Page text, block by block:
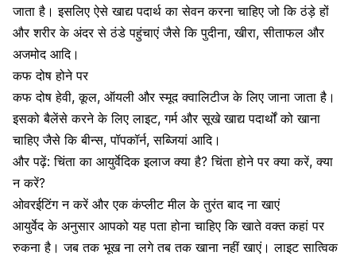
जाता है। इसलिए ऐसे खाद्य पदार्थ का सेवन करना चाहिए जो कि ठंड़े हों
और शरीर के अंदर से ठंडे पहुंचाएं जैसे कि पुदीना, खीरा, सीताफल और
अजमोद आदि।
कफ दोष होने पर
कफ दोष हेवी, कूल, ऑयली और स्मूद क्वालिटीज के लिए जाना जाता है।
इसको बैलेंसे करने के लिए लाइट, गर्म और सूखे खाद्य पदार्थों को खाना
चाहिए जैसे कि बीन्स, पॉपकॉर्न, सब्जियां आदि।
और पढ़ें: चिंता का आयुर्वेदिक इलाज क्या है? चिंता होने पर क्या करें, क्या
न करें?
ओवरईटिंग न करें और एक कंप्लीट मील के तुरंत बाद ना खाएं
आयुर्वेद के अनुसार आपको यह पता होना चाहिए कि खाते वक्त कहां पर
रुकना है। जब तक भूख ना लगे तब तक खाना नहीं खाएं। लाइट सात्विक